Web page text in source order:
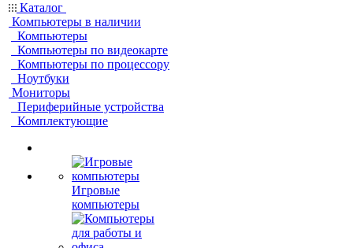
Каталог
Компьютеры в наличии
Компьютеры
Компьютеры по видеокарте
Компьютеры по процессору
Ноутбуки
Мониторы
Периферийные устройства
Комплектующие
Игровые
компьютеры